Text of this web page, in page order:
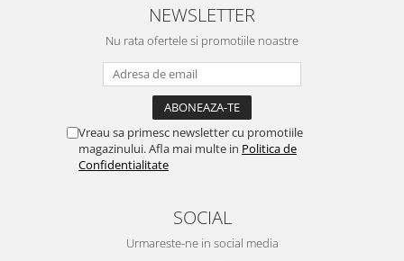
NEWSLETTER
Nu rata ofertele si promotiile noastre
Vreau sa primesc newsletter cu promotiile
magazinului. Afla mai multe in Politica de
Confidentialitate
SOCIAL
Urmareste-ne in social media